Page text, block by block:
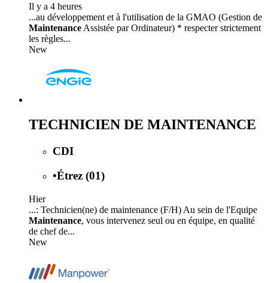
Il y a 4 heures
...au développement et à l'utilisation de la GMAO (Gestion de
Maintenance Assistée par Ordinateur) * respecter strictement
les règles...
New
TECHNICIEN DE MAINTENANCE
CDI
•Étrez (01)
Hier
...: Technicien(ne) de maintenance (F/H) Au sein de l'Equipe
Maintenance, vous intervenez seul ou en équipe, en qualité
de chef de...
New